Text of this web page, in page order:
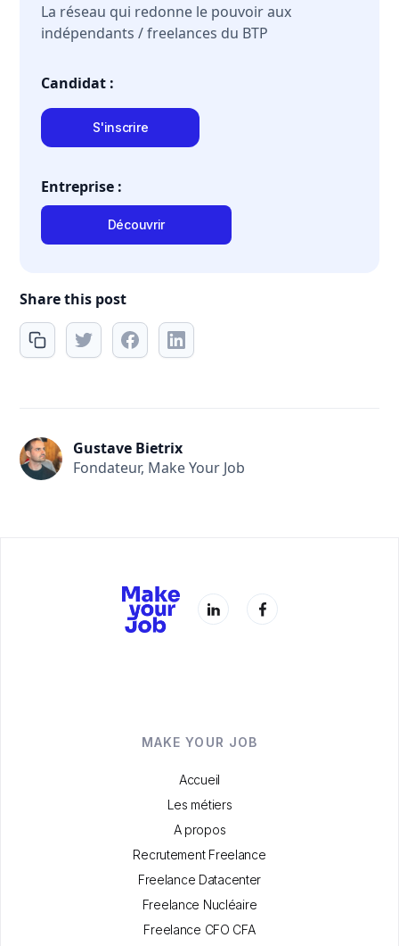
La réseau qui redonne le pouvoir aux
indépendants / freelances du BTP
Candidat :
S'inscrire
Entreprise :
Découvrir
Share this post
Gustave Bietrix
Fondateur, Make Your Job
MAKE YOUR JOB
Accueil
Les métiers
A propos
Recrutement Freelance
Freelance Datacenter
Freelance Nucléaire
Freelance CFO CFA